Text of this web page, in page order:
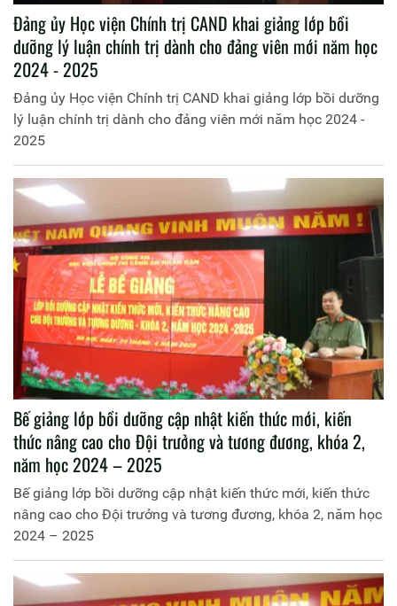
Đảng ủy Học viện Chính trị CAND khai giảng lớp bồi
dưỡng lý luận chính trị dành cho đảng viên mới năm học
2024 - 2025
Đảng ủy Học viện Chính trị CAND khai giảng lớp bồi dưỡng
lý luận chính trị dành cho đảng viên mới năm học 2024 -
2025
Bế giảng lớp bồi dưỡng cập nhật kiến thức mới, kiến
thức nâng cao cho Đội trưởng và tương đương, khóa 2,
năm học 2024 – 2025
Bế giảng lớp bồi dưỡng cập nhật kiến thức mới, kiến thức
nâng cao cho Đội trưởng và tương đương, khóa 2, năm học
2024 – 2025